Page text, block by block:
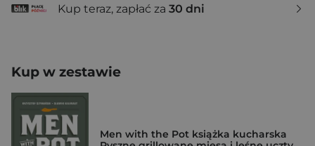
Kup teraz, zapłać za 30 dni
Kup w zestawie
Men with the Pot książka kucharska